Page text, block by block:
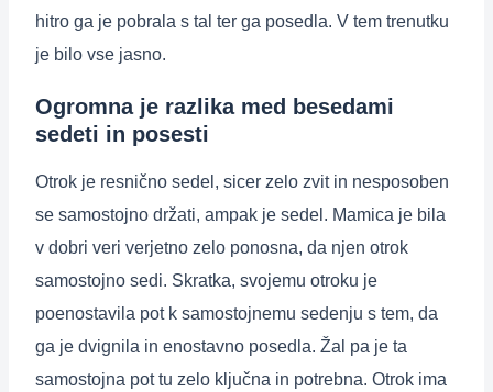
hitro ga je pobrala s tal ter ga posedla. V tem trenutku
je bilo vse jasno.
Ogromna je razlika med besedami
sedeti in posesti
Otrok je resnično sedel, sicer zelo zvit in nesposoben
se samostojno držati, ampak je sedel. Mamica je bila
v dobri veri verjetno zelo ponosna, da njen otrok
samostojno sedi. Skratka, svojemu otroku je
poenostavila pot k samostojnemu sedenju s tem, da
ga je dvignila in enostavno posedla. Žal pa je ta
samostojna pot tu zelo ključna in potrebna. Otrok ima